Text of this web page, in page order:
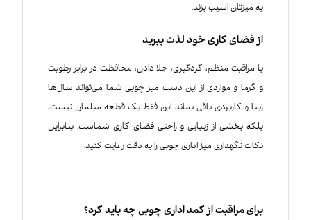
به میزتان آسیب بزند.
از فضای کاری خود لذت ببرید
با مراقبت منظم، گردگیری، جلا دادن، محافظت در برابر رطوبت
و گرما و مواردی از این دست میز چوبی شما می‌تواند سال‌ها
زیبا و کاربردی باقی بماند. این فقط یک قطعه مبلمان نیست،
بلکه بخشی از زیبایی و راحتی فضای کاری شماست. بنابراین
نکات نگهداری میز اداری چوبی را به دقت رعایت کنید.
برای مراقبت از کمد اداری چوبی چه باید کرد؟